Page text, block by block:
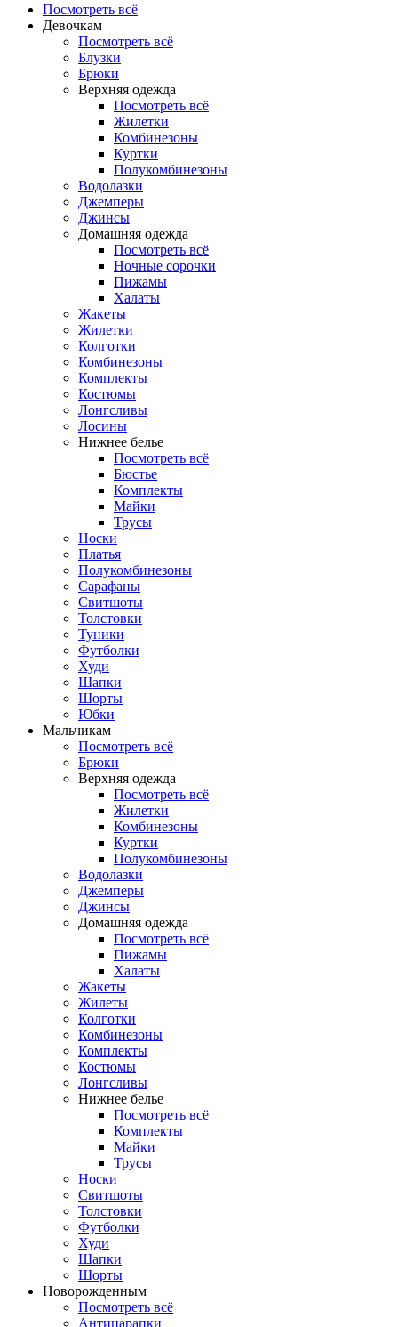
Посмотреть всё
Девочкам
Посмотреть всё
Блузки
Брюки
Верхняя одежда
Посмотреть всё
Жилетки
Комбинезоны
Куртки
Полукомбинезоны
Водолазки
Джемперы
Джинсы
Домашняя одежда
Посмотреть всё
Ночные сорочки
Пижамы
Халаты
Жакеты
Жилетки
Колготки
Комбинезоны
Комплекты
Костюмы
Лонгсливы
Лосины
Нижнее белье
Посмотреть всё
Бюстье
Комплекты
Майки
Трусы
Носки
Платья
Полукомбинезоны
Сарафаны
Свитшоты
Толстовки
Туники
Футболки
Худи
Шапки
Шорты
Юбки
Мальчикам
Посмотреть всё
Брюки
Верхняя одежда
Посмотреть всё
Жилетки
Комбинезоны
Куртки
Полукомбинезоны
Водолазки
Джемперы
Джинсы
Домашняя одежда
Посмотреть всё
Пижамы
Халаты
Жакеты
Жилеты
Колготки
Комбинезоны
Комплекты
Костюмы
Лонгсливы
Нижнее белье
Посмотреть всё
Комплекты
Майки
Трусы
Носки
Свитшоты
Толстовки
Футболки
Худи
Шапки
Шорты
Новорожденным
Посмотреть всё
Антицарапки